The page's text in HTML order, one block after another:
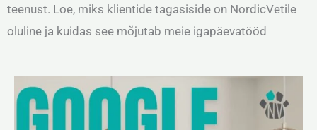
teenust. Loe, miks klientide tagasiside on NordicVetile
oluline ja kuidas see mõjutab meie igapäevatööd